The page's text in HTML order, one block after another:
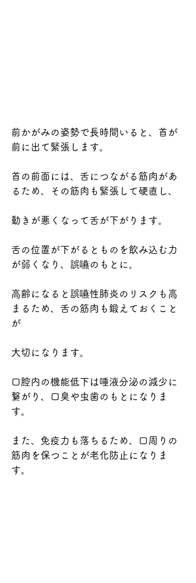
前かがみの姿勢で長時間いると、首が
前に出て緊張します。
首の前面には、舌につながる筋肉があ
るため、その筋肉も緊張して硬直し、
動きが悪くなって舌が下がります。
舌の位置が下がるとものを飲み込む力
が弱くなり、誤嚥のもとに。
高齢になると誤嚥性肺炎のリスクも高
まるため、舌の筋肉も鍛えておくこと
が
大切になります。
口腔内の機能低下は唾液分泌の減少に
繋がり、口臭や虫歯のもとになりま
す。
また、免疫力も落ちるため、口周りの
筋肉を保つことが老化防止になりま
す。